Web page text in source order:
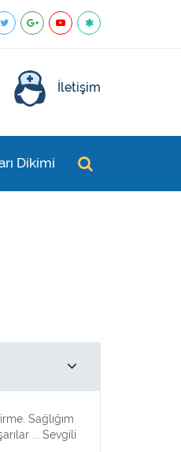
İletişim
Dikimi
Sağlığım
... Sevgili